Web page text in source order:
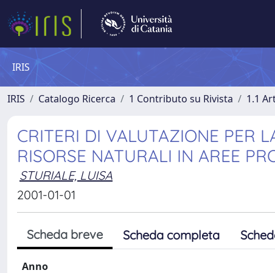
IRIS
IRIS Catalogo Ricerca 1 Contributo su Rivista 1.1
CRITERI DI VALUTAZIONE PER
RISORSE NATURALI IN AREE
STURIALE, LUISA
2001-01-01
Scheda breve Scheda completa
Anno